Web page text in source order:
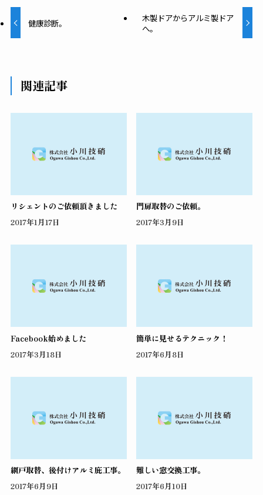
健康診断。
木製ドアからアルミ製ドア
へ。
関連記事
リシェントのご依頼頂きました
2017年1月17日
門扉取替のご依頼。
2017年3月9日
Facebook始めました
2017年3月18日
簡単に見せるテクニック！
2017年6月8日
網戸取替、後付けアルミ庇工事。
2017年6月9日
難しい窓交換工事。
2017年6月10日